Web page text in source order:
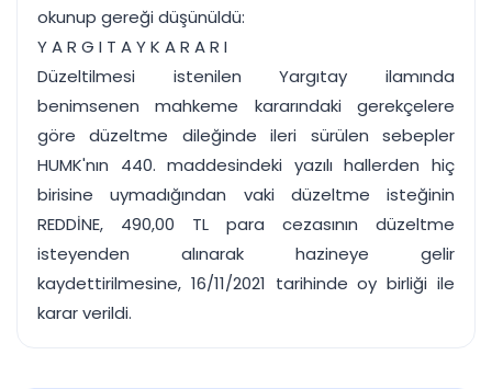
okunup gereği düşünüldü:
Y A R G I T A Y K A R A R I
Düzeltilmesi istenilen Yargıtay ilamında
benimsenen mahkeme kararındaki gerekçelere
göre düzeltme dileğinde ileri sürülen sebepler
HUMK'nın 440. maddesindeki yazılı hallerden hiç
birisine uymadığından vaki düzeltme isteğinin
REDDİNE, 490,00 TL para cezasının düzeltme
isteyenden alınarak hazineye gelir
kaydettirilmesine, 16/11/2021 tarihinde oy birliği ile
karar verildi.